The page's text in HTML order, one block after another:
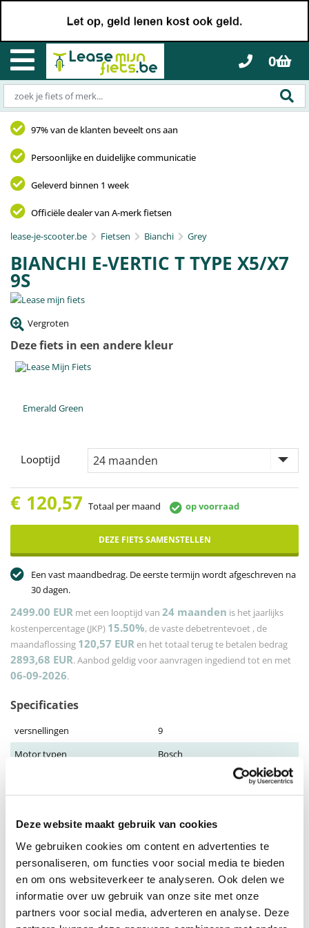
Deze website maakt gebruik van cookies
We gebruiken cookies om content en advertenties te
personaliseren, om functies voor social media te bieden
en om ons websiteverkeer te analyseren. Ook delen we
informatie over uw gebruik van onze site met onze
partners voor social media, adverteren en analyse. Deze
0
97% van de klanten beveelt ons aan
Persoonlijke en duidelijke communicatie
Geleverd binnen 1 week
Officiële dealer van A-merk fietsen
lease-je-scooter.be
Fietsen Bianchi Grey
BIANCHI E-VERTIC T TYPE X5/X7
9S
Vergroten
Deze fiets in een andere kleur
Emerald Green
Looptijd
€ 120,57 Totaal per maand op voorraad
DEZE FIETS SAMENSTELLEN
Een vast maandbedrag. De eerste termijn wordt afgeschreven na
30 dagen.
2499.00 EUR met een looptijd van 24 maanden is het jaarlijks
kostenpercentage (JKP) 15.50%, de vaste debetrentevoet , de
maandaflossing 120,57 EURen het totaal terug te betalen bedrag
2893,68 EUR. Aanbod geldig voor aanvragen ingediend tot en met
06-09-2026.
Specificaties
versnellingen
9
Motor typen
Bosch
Accu
400 Wh
Toon meer
Omschrijving
De Bianchi E-Vertic T-Type X5/X7 9S 400 biedt veelzijdige prestaties
voor zowel stads- als off-road ritten. Het geveerde aluminium frame